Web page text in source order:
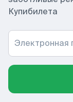
Купибилета
Электронная